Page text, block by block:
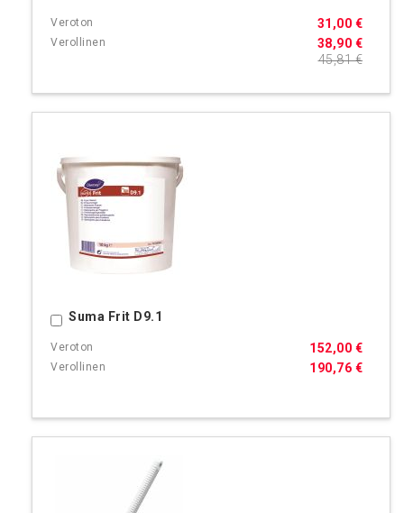
38,90 €
31,00 €
45,81 €
Suma Frit D9.1
190,76 €
152,00 €
Ostoskoriin